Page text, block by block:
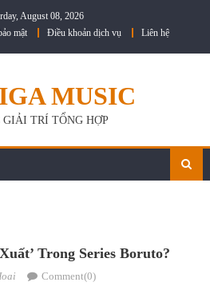
August 08, 2026
mật Điều khoản dịch vụ Liên hệ
MUSIC
TRÍ TỔNG HỢP
Trong Series Boruto?
Comment(0)